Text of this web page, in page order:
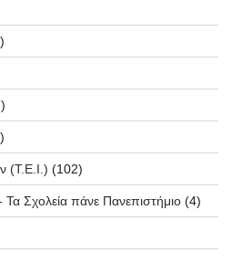
(T.E.I.) (102)
Τα Σχολεία πάνε Πανεπιστήμιο (4)